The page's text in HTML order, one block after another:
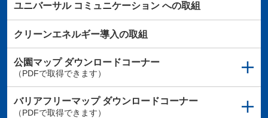
ユニバーサルコミュニケーションへの取組
クリーンエネルギー導入の取組
公園マップダウンロードコーナー
（PDFで取得できます）
バリアフリーマップダウンロードコーナー
（PDFで取得できます）